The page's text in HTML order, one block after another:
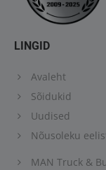
LINGID
Avaleht
Sõidukid
Uudised
Nõusoleku
MAN Truck &